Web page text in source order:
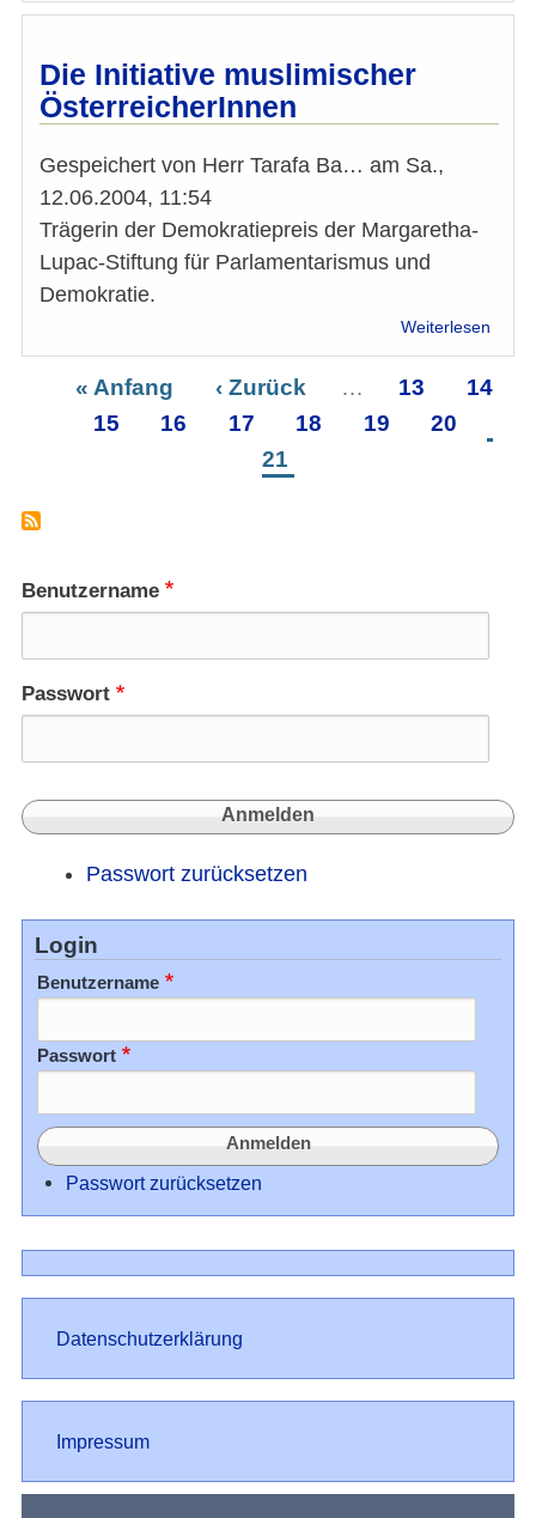
Die Initiative muslimischer
ÖsterreicherInnen
Gespeichert von Herr Tarafa Ba… am Sa.,
12.06.2004, 11:54
Trägerin der Demokratiepreis der Margaretha-
Lupac-Stiftung für Parlamentarismus und
Demokratie.
Weiterlesen
Seitennummerierung
Erste
Seite
« Anfang
Vorherige
Seite
‹ Zurück … Seite
13 Seite
14
Seite
15 Seite
16 Seite
17 Seite
18 Seite
19 Seite
20
21
Benutzername
Passwort
Passwort zurücksetzen
Login
Benutzername
Passwort
Passwort zurücksetzen
Datenschutz
Datenschutzerklärung
Impressum
Impressum